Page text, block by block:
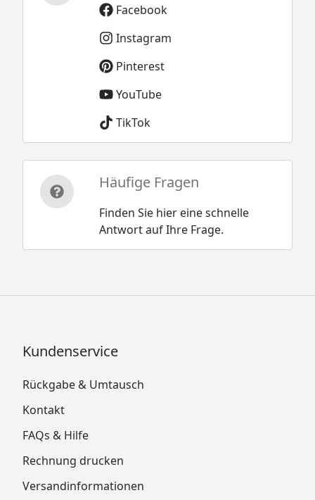
Facebook
Instagram
Pinterest
YouTube
TikTok
Häufige Fragen
Finden Sie hier eine schnelle
Antwort auf Ihre Frage.
Kundenservice
Rückgabe & Umtausch
Kontakt
FAQs & Hilfe
Rechnung drucken
Versandinformationen